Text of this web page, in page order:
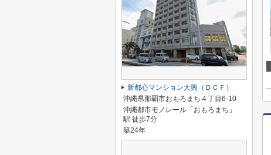
新都心マンション大興（ＤＣＦ）
沖縄県那覇市おもろまち４丁目6-10
沖縄都市モノレール「おもろまち」
駅 徒歩7分
築24年